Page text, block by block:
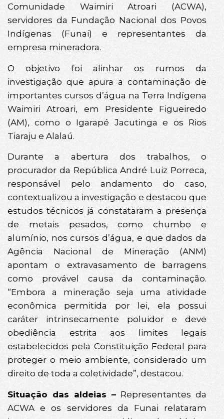
Comunidade Waimiri Atroari (ACWA),
servidores da Fundação Nacional dos Povos
Indígenas (Funai) e representantes da
empresa mineradora.
O objetivo foi alinhar os rumos da
investigação que apura a contaminação de
importantes cursos d’água na Terra Indígena
Waimiri Atroari, em Presidente Figueiredo
(AM), como o Igarapé Jacutinga e os Rios
Tiaraju e Alalaú.
Durante a abertura dos trabalhos, o
procurador da República André Luiz Porreca,
responsável pelo andamento do caso,
contextualizou a investigação e destacou que
estudos técnicos já constataram a presença
de metais pesados, como chumbo e
alumínio, nos cursos d’água, e que dados da
Agência Nacional de Mineração (ANM)
apontam o extravasamento de barragens
como provável causa da contaminação.
“Embora a mineração seja uma atividade
econômica permitida por lei, ela possui
caráter intrinsecamente poluidor e deve
obediência estrita aos limites legais
estabelecidos pela Constituição Federal para
proteger o meio ambiente, considerado um
direito de toda a coletividade”, destacou.
Situação das aldeias – Representantes da
ACWA e os servidores da Funai relataram